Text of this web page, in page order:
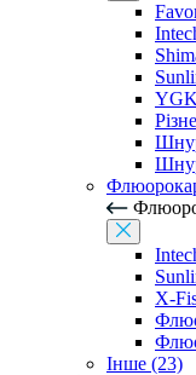
X-
Інше (23)